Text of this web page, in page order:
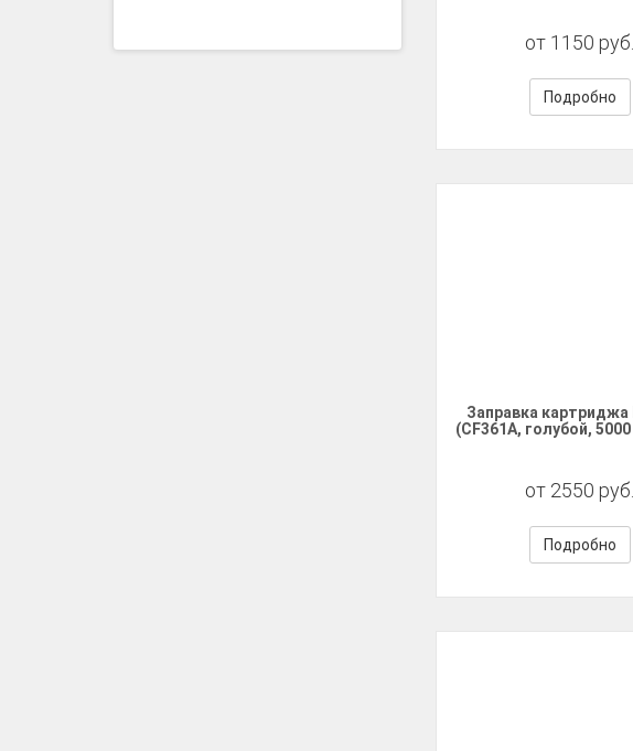
от 1150 руб.
Подробно
Заправка картриджа
(CF361A, голубой,
от 2550 руб.
Подробно